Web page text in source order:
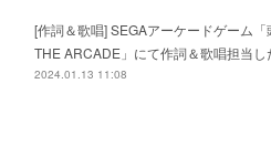
[作詞＆歌唱] SEGAアーケードゲーム「
THE ARCADE」にて作詞＆歌唱担当
2024.01.13 11:08